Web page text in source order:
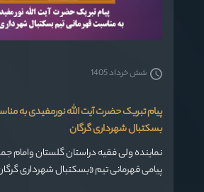
پیام تبریک حضرت آیت الله نورمفیدی به
بسکتبال شهرداری گرگان
نماینده ولی فقیه دراستان گلستان وامام
پیامی قهرمانی تیم «بسکتبال شهرداری
شش خرداد 1405